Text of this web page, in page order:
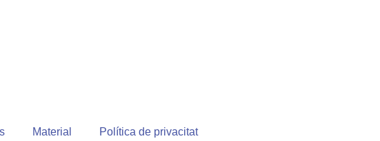
Material Política de privacitat